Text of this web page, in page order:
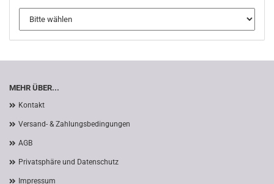
MEHR ÜBER...
Kontakt
Versand- & Zahlungsbedingungen
AGB
Privatsphäre und Datenschutz
Impressum